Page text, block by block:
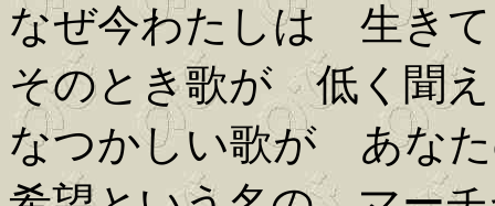
なぜ今わたしは 生き
そのとき歌が 低く聞
なつかしい歌が あな